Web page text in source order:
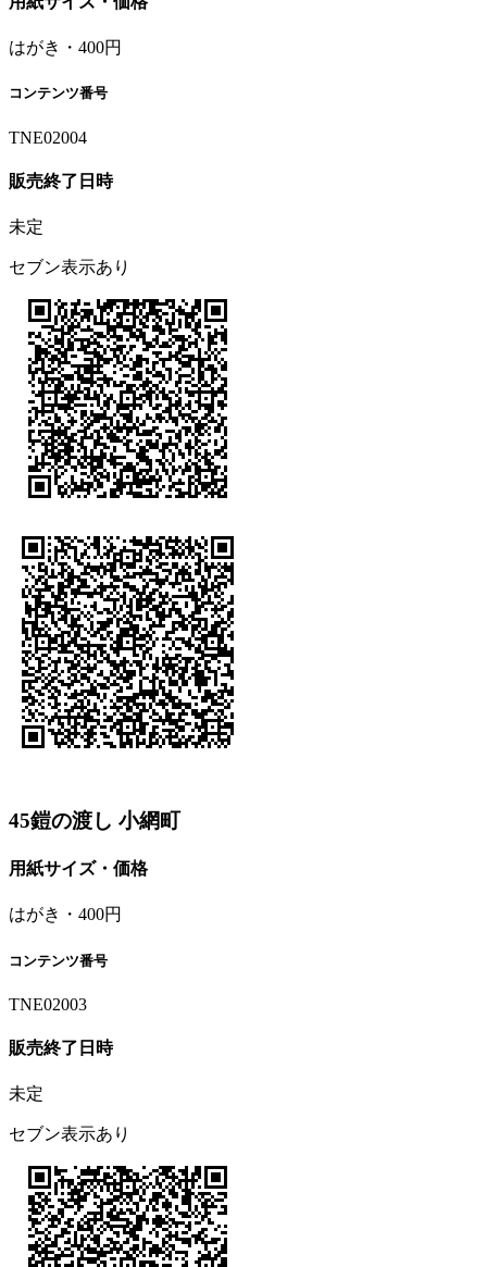
はがき・400円
コンテンツ番号
TNE02004
販売終了日時
未定
セブン表示あり
45鎧の渡し 小網町
用紙サイズ・価格
はがき・400円
コンテンツ番号
TNE02003
販売終了日時
未定
セブン表示あり